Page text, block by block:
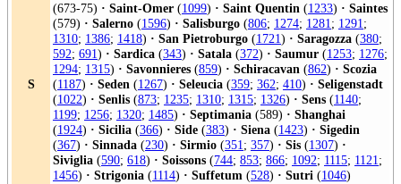
S
(673-75) · Saint-Omer (1099) · Saint Quentin (1233) · Saintes
(579) · Salerno (1596) · Salisburgo (806; 1274; 1281; 1291;
1310; 1386; 1418) · San Pietroburgo (1721) · Saragozza (380;
592; 691) · Sardica (343) · Satala (372) · Saumur (1253; 1276;
1294; 1315) · Savonnieres (859) · Schiracavan (862) · Scozia
(1187) · Seden (1267) · Seleucia (359; 362; 410) · Seligenstadt
(1022) · Senlis (873; 1235; 1310; 1315; 1326) · Sens (1140;
1199; 1256; 1320; 1485) · Septimania (589) · Shanghai
(1924) · Sicilia (366) · Side (383) · Siena (1423) · Sigedin
(367) · Sinnada (230) · Sirmio (351; 357) · Sis (1307) ·
Siviglia (590; 618) · Soissons (744; 853; 866; 1092; 1115; 1121;
1456) · Strigonia (1114) · Suffetum (528) · Sutri (1046)